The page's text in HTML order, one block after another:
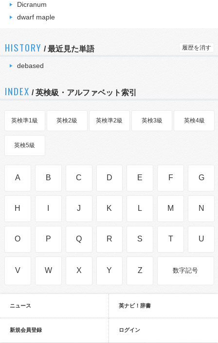
Dicranum
dwarf maple
HISTORY /最近見た単語 履歴を消す
debased
INDEX / 英検級・アルファベット索引
英検準1級 英検2級 英検準2級 英検3級 英検4級
英検5級
A B C D E F G
H J K L M N
O P Q R S T U
V W X Y Z 数字記号
ニュース 英ナビ！辞書
新規会員登録 ログイン